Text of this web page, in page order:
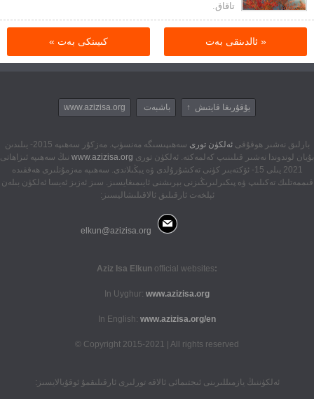
تاقاق.
« ئالدىنقى بەت كىيىنكى بەت »
يۇقۇرىغا قايتىش ↑ باشبەت www.azizisa.org
بارلىق نەشىر ھوقۇقىئەلكۈن تورى
سەھىپىسىگە مەنسۈپ. مەزكۇر سەھىپە 2015- يىلىدىن
بۇيان لوندوندا نەشىر قىلىنىپ كەلمەكتە. ئەلكۈن تورى www.azizisa.org نىڭ سەھىپە ئىزاھاتى
2021 يىلى 15- ئۆكتەبىر كۈنى تەكشۇرۇلدى ۋە يېڭىلاندى. سەھىپە مەزمۇنلىرى ھەققىدە
قىممەتلىك تەكىلىپ ۋە پىكىرلىرىڭىزنى بېرىشنى ئايىمىغايسىز. سىز ئەزىز ئەيسا ئەلكۈن بىلەن
ئېلخەت ئارقىلىق ئالاقىلىشاليسىز:
:Aziz Isa Elkun
official websites
In Uyghur: www.azizisa.org
In English: www.azizisa.org/en
Copyright 2015-2021 | All rights reserved ©
ئەلكۈننىڭ يازمىللىرىنى ئىجتىمائى ئالاقە تورلىرى ئارقىلىقمۇ ئوقۇيالايسىز: